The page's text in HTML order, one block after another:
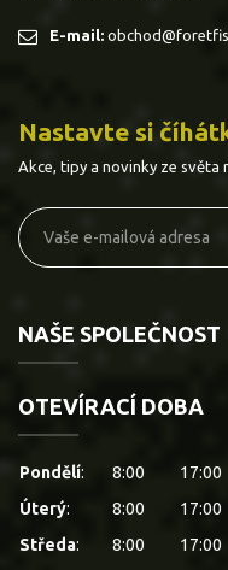
E-mail:
Nastavte si
Akce, tipy a novinky ze světa
NAŠE SPOLEČNOST
OTEVÍRACÍ DOBA
Pondělí: 8:00
17:00
Úterý: 8:00
17:00
Středa: 8:00 17:00